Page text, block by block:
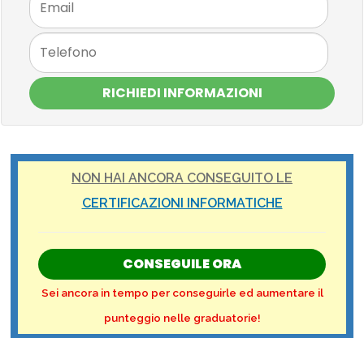
RICHIEDI INFORMAZIONI
NON HAI ANCORA CONSEGUITO LE
CERTIFICAZIONI INFORMATICHE
CONSEGUILE ORA
Sei ancora in tempo per conseguirle ed aumentare il
punteggio nelle graduatorie!